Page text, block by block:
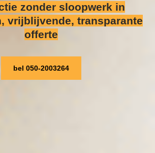
zonder sloopwerk in
vrijblijvende, transparante
offerte
bel 050-2003264